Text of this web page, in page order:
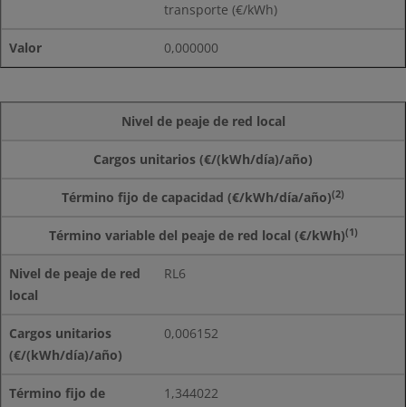
transporte (€/kWh)
0,000000
Nivel de peaje de red local
Cargos unitarios (€/(kWh/día)/año)
Término fijo de capacidad (€/kWh/día/año)(2)
Término variable del peaje de red local (€/kWh)(1)
RL6
0,006152
1,344022